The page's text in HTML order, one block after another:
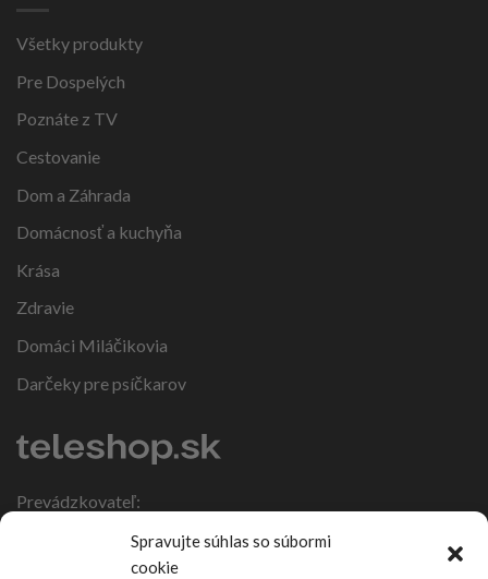
Spravujte súhlas so súbormi
cookie
Všetky produkty
Pre Dospelých
Poznáte z TV
Cestovanie
Dom a Záhrada
Domácnosť a kuchyňa
Krása
Zdravie
Domáci Miláčikovia
Darčeky pre psíčkarov
Prevádzkovateľ:
DIČ: 1086270988